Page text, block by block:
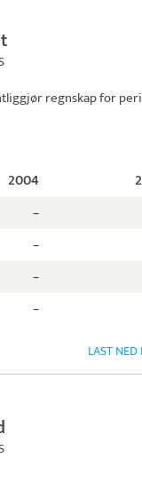
regnskap for
2004
–
–
–
–
LAST NED